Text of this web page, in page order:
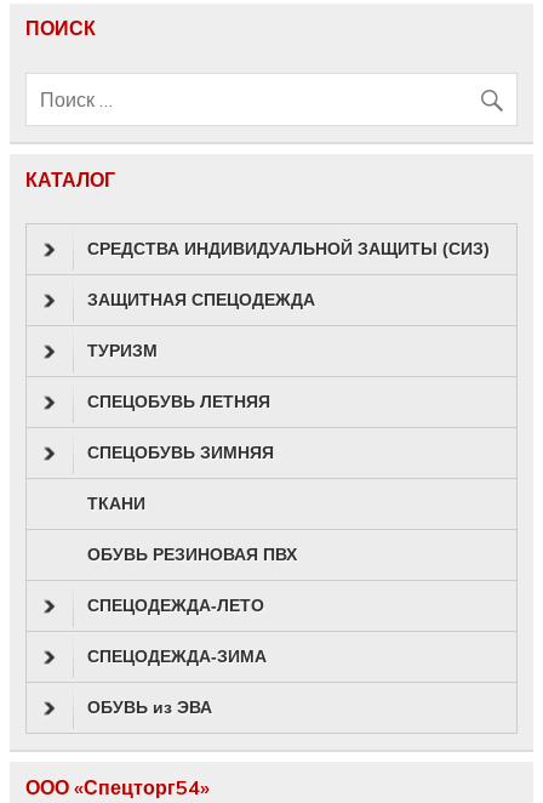
ПОИСК
КАТАЛОГ
СРЕДСТВА ИНДИВИДУАЛЬНОЙ ЗАЩИТЫ (СИЗ)
ЗАЩИТНАЯ СПЕЦОДЕЖДА
ТУРИЗМ
СПЕЦОБУВЬ ЛЕТНЯЯ
СПЕЦОБУВЬ ЗИМНЯЯ
ТКАНИ
ОБУВЬ РЕЗИНОВАЯ ПВХ
СПЕЦОДЕЖДА-ЛЕТО
СПЕЦОДЕЖДА-ЗИМА
ОБУВЬ из ЭВА
ООО «Спецторг54»